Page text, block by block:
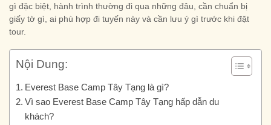
gì đặc biệt, hành trình thường đi qua những đâu, cần chuẩn bị
giấy tờ gì, ai phù hợp đi tuyến này và cần lưu ý gì trước khi đặt
tour.
Nội Dung:
Everest Base Camp Tây Tạng là gì?
Vì sao Everest Base Camp Tây Tạng hấp dẫn du
khách?